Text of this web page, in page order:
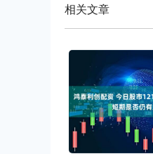
相关文章